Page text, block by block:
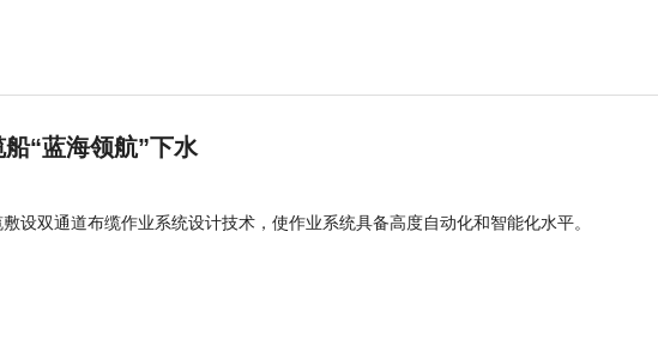
“蓝海领航”下水
设双通道布缆作业系统设计技术，使作业系统具备高度自动化和智能化水平。